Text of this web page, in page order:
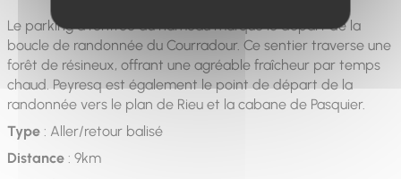
Le parking à l'entrée du hameau marque le départ de la
boucle de randonnée du Courradour. Ce sentier traverse une
forêt de résineux, offrant une agréable fraîcheur par temps
chaud. Peyresq est également le point de départ de la
randonnée vers le plan de Rieu et la cabane de Pasquier.
Type: Aller/retour balisé
Distance: 9km